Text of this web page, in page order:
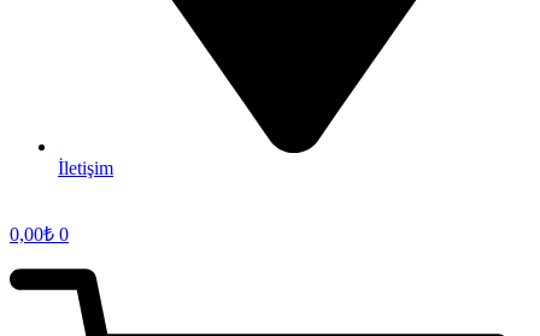
İletişim
0,00₺ 0